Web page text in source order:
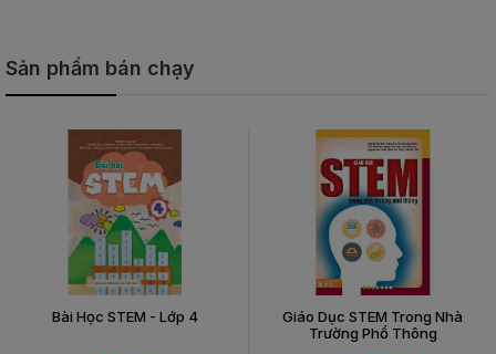
Sản phẩm bán chạy
Bài Học STEM - Lớp 4
Giáo Dục STEM Trong Nhà
Trường Phổ Thông